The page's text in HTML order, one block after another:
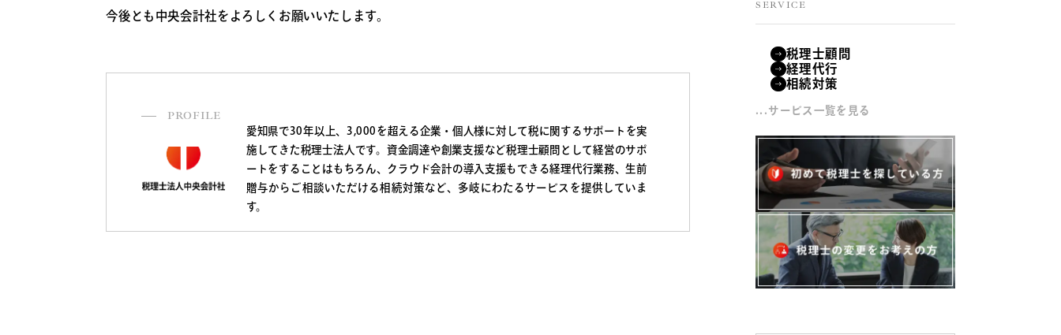
今後とも中央会計社をよろしくお願いいたします。
PROFILE
愛知県で30年以上、3,000を超える企業・個人様に対して税に関するサポートを実
施してきた税理士法人です。資金調達や創業支援など税理士顧問として経営のサポ
ートをすることはもちろん、クラウド会計の導入支援もできる経理代行業務、生前
贈与からご相談いただける相続対策など、多岐にわたるサービスを提供していま
す。
SERVICE
税理士顧問
経理代行
相続対策
...サービス一覧を見る